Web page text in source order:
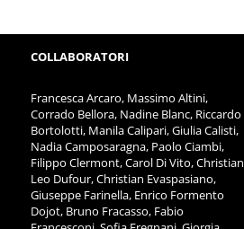
COLLABORATORI
Francesca Arcaro, Massimo Altini,
Corrado Bellora, Nadine Blanc, Riccardo
Bortolotti, Manila Calipari, Giulia Calisti,
Nadia Camposaragna, Paolo Ciambi,
Filippo Clermont, Carol Di Vito, Christian
Leo Dufour, Christian Evaspasiano,
Giuseppe Farinella, Enrico Formento
Dojot, Bruno Fracasso, Fabio